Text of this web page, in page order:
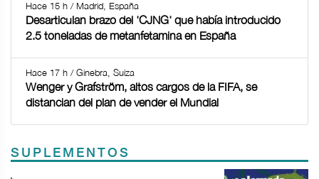
Hace 15 h / Madrid, España
Desarticulan brazo del 'CJNG' que había introducido
2.5 toneladas de metanfetamina en España
Hace 17 h / Ginebra, Suiza
Wenger y Grafström, altos cargos de la FIFA, se
distancian del plan de vender el Mundial
SUPLEMENTOS